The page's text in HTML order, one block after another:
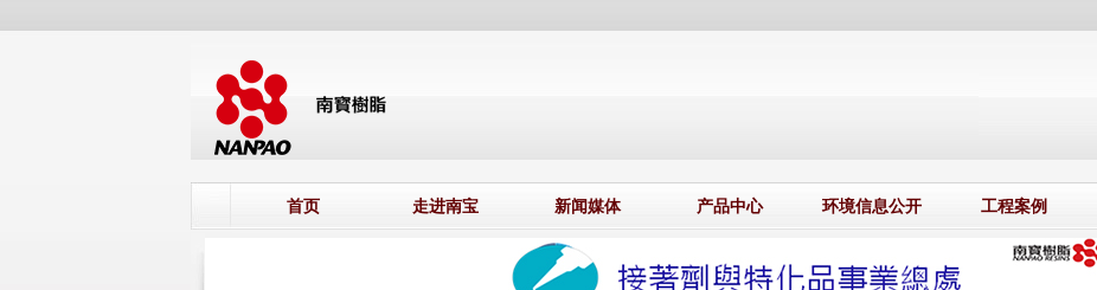
首页 走进南宝 新闻媒体 产品中心 环境信息公开 工程案例